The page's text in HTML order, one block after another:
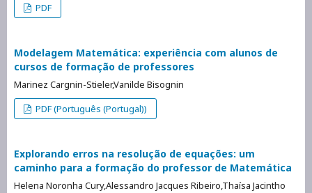
PDF
Modelagem Matemática: experiência com alunos de
cursos de formação de professores
Marinez Cargnin-Stieler,Vanilde Bisognin
PDF (Português (Portugal))
Explorando erros na resolução de equações: um
caminho para a formação do professor de Matemática
Helena Noronha Cury,Alessandro Jacques Ribeiro,Thaísa Jacintho